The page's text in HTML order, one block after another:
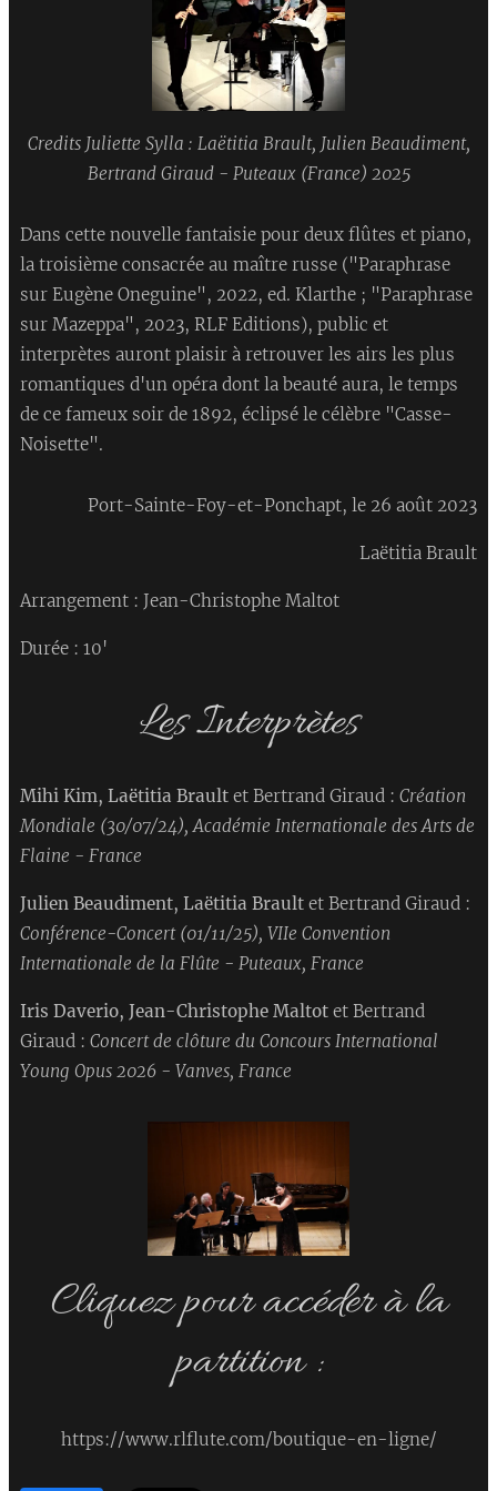
Credits Juliette Sylla : Laëtitia Brault, Julien Beaudiment,
Bertrand Giraud - Puteaux (France) 2025
Dans cette nouvelle fantaisie pour deux flûtes et piano,
la troisième consacrée au maître russe ("Paraphrase
sur Eugène Oneguine", 2022, ed. Klarthe ; "Paraphrase
sur Mazeppa", 2023, RLF Editions), public et
interprètes auront plaisir à retrouver les airs les plus
romantiques d'un opéra dont la beauté aura, le temps
de ce fameux soir de 1892, éclipsé le célèbre "Casse-
Noisette".
Port-Sainte-Foy-et-Ponchapt, le 26 août 2023
Laëtitia Brault
Arrangement : Jean-Christophe Maltot
Durée : 10'
Les Interprètes
Mihi Kim, Laëtitia Brault et Bertrand Giraud : Création
Mondiale (30/07/24), Académie Internationale des Arts de
Flaine - France
Julien Beaudiment, Laëtitia Brault et Bertrand Giraud :
Conférence-Concert (01/11/25), VIIe Convention
Internationale de la Flûte - Puteaux, France
Iris Daverio, Jean-Christophe Maltot et Bertrand
Giraud : Concert de clôture du Concours International
Young Opus 2026 - Vanves, France
Cliquez pour accéder à la
partition :
https://www.rlflute.com/boutique-en-ligne/